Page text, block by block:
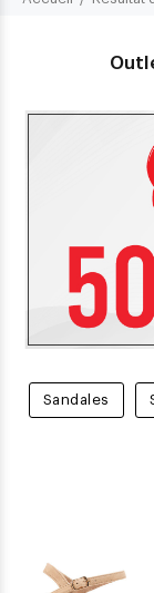
Sandales